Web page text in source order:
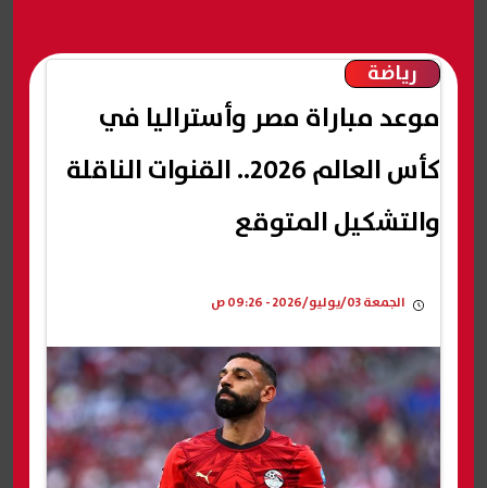
رياضة
موعد مباراة مصر وأستراليا في
كأس العالم 2026.. القنوات الناقلة
والتشكيل المتوقع
الجمعة 03/يوليو/2026 - 09:26 ص